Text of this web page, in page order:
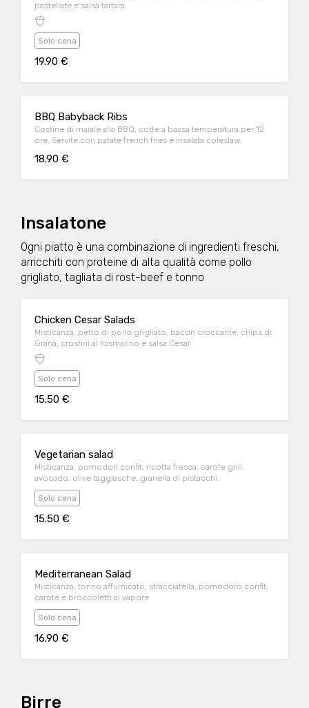
pastellate e salsa tartara
Solo cena
19.90 €
BBQ Babyback Ribs
Costine di maiale alla BBQ, cotte a bassa temperatura per 12
ore. Servite con patate french fries e insalata coleslaw.
18.90 €
Insalatone
Ogni piatto è una combinazione di ingredienti freschi,
arricchiti con proteine di alta qualità come pollo
grigliato, tagliata di rost-beef e tonno
Chicken Cesar Salads
Misticanza, petto di pollo grigliato, bacon croccante, chips di
Grana, crostini al rosmarino e salsa Cesar
Solo cena
15.50 €
Vegetarian salad
Misticanza, pomodori confit, ricotta fresca, carote grill,
avocado, olive taggiasche, granella di pistacchi.
Solo cena
15.50 €
Mediterranean Salad
Misticanza, tonno affumicato, stracciatella, pomodoro confit,
carote e broccoletti al vapore
Solo cena
16.90 €
Birre